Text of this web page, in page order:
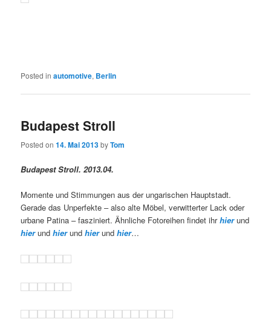
Posted in automotive, Berlin
Budapest Stroll
Posted on14. Mai 2013byTom
Budapest Stroll. 2013.04.
Momente und Stimmungen aus der ungarischen Hauptstadt.
Gerade das Unperfekte – also alte Möbel, verwitterter Lack oder
urbane Patina – fasziniert. Ähnliche Fotoreihen findet ihrhierund
hierundhierundhierundhier…